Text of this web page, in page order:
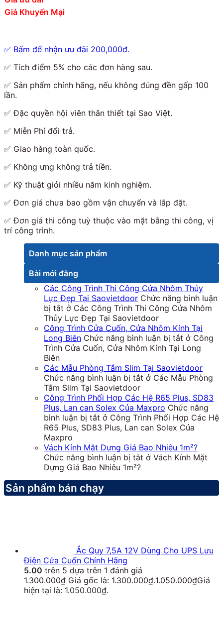
Giá Khuyến Mại
✅ Bấm để nhận ưu đãi 200,000đ.
✅ Tích điểm 5% cho các đơn hàng sau.
✅ Sản phẩm chính hãng, nếu không đúng đền gấp 100
lần.
✅ Đặc quyền hội viên thân thiết tại Sao Việt.
✅ Miễn Phí đổi trả.
✅ Giao hàng toàn quốc.
✅ Không ưng không trả tiền.
✅ Kỹ thuật giỏi nhiều năm kinh nghiệm.
✅ Đơn giá chưa bao gồm vận chuyển và lắp đặt.
✅ Đơn giá thi công tuỳ thuộc vào mặt bằng thi công, vị
trí công trình.
Danh mục sản phẩm
Bài mới đăng
Các Công Trình Thi Công Cửa Nhôm Thủy
Lực Đẹp Tại Saovietdoor Chức năng bình luận
bị tắt ở Các Công Trình Thi Công Cửa Nhôm
Thủy Lực Đẹp Tại Saovietdoor
Công Trình Cửa Cuốn, Cửa Nhôm Kính Tại
Long Biên Chức năng bình luận bị tắt ở Công
Trình Cửa Cuốn, Cửa Nhôm Kính Tại Long
Biên
Các Mẫu Phòng Tắm Slim Tại Saovietdoor
Chức năng bình luận bị tắt ở Các Mẫu Phòng
Tắm Slim Tại Saovietdoor
Công Trình Phối Hợp Các Hệ R65 Plus, SD83
Plus, Lan can Solex Của Maxpro Chức năng
bình luận bị tắt ở Công Trình Phối Hợp Các Hệ
R65 Plus, SD83 Plus, Lan can Solex Của
Maxpro
Vách Kính Mặt Dựng Giá Bao Nhiêu 1m²?
Chức năng bình luận bị tắt ở Vách Kính Mặt
Dựng Giá Bao Nhiêu 1m²?
Sản phẩm bán chạy
Ắc Quy 7,5A 12V Dùng Cho UPS Lưu
Điện Cửa Cuốn Chính Hãng
5.00 trên 5 dựa trên 1 đánh giá
1.300.000₫ Giá gốc là: 1.300.000₫.1.050.000₫Giá
hiện tại là: 1.050.000₫.